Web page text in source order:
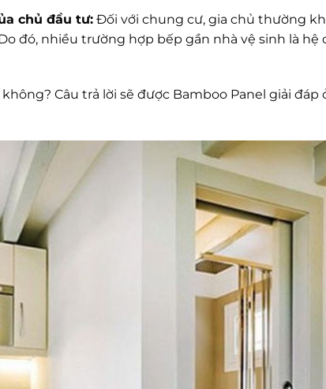
chủ đầu tư: Đối với chung cư, gia chủ thường
đó, nhiều trường hợp bếp gần nhà vệ sinh là
Câu trả lời sẽ được Bamboo Panel giải